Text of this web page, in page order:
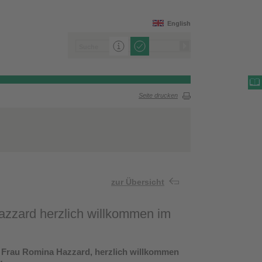
English
Seite drucken
zur Übersicht
herzlich willkommen im
Romina Hazzard, herzlich willkommen